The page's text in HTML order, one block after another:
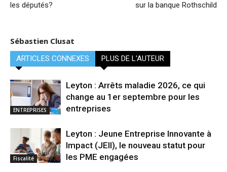
les députés?
sur la banque Rothschild
Sébastien Clusat
ARTICLES CONNEXES PLUS DE L'AUTEUR
ENTREPRISES
Leyton : Arrêts maladie 2026, ce qui
change au 1er septembre pour les
entreprises
Fiscalité
Leyton : Jeune Entreprise Innovante à
Impact (JEII), le nouveau statut pour
les PME engagées